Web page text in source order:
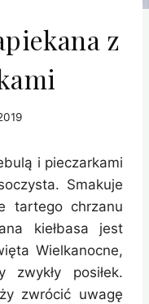
z
i pieczarkami
Smakuje
tartego chrzanu
kiełbasa jest
Wielkanocne,
posiłek.
zwrócić uwagę